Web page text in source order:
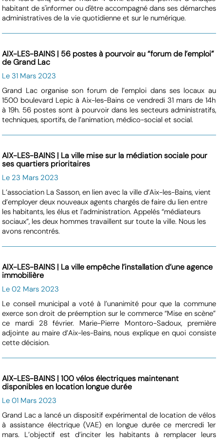
habitant de s'informer ou d'être accompagné dans ses démarches
administratives de la vie quotidienne et sur le numérique.
AIX-LES-BAINS | 56 postes à pourvoir au “forum de l’emploi”
de Grand Lac
Le 31 Mars 2023
Grand Lac organise son forum de l’emploi dans ses locaux au
1500 boulevard Lepic à Aix-les-Bains ce vendredi 31 mars de 14h
à 19h. 56 postes sont à pourvoir dans les secteurs administratifs,
techniques, sportifs, de l’animation, médico-social et social.
AIX-LES-BAINS | La ville mise sur la médiation sociale pour
ses quartiers prioritaires
Le 23 Mars 2023
L’association La Sasson, en lien avec la ville d’Aix-les-Bains, vient
d’employer deux nouveaux agents chargés de faire du lien entre
les habitants, les élus et l’administration. Appelés “médiateurs
sociaux”, les deux hommes travaillent sur toute la ville. Nous les
avons rencontrés.
AIX-LES-BAINS | La ville empêche l’installation d’une agence
immobilière
Le 02 Mars 2023
Le conseil municipal a voté à l’unanimité pour que la commune
exerce son droit de préemption sur le commerce “Mise en scène”
ce mardi 28 février. Marie-Pierre Montoro-Sadoux, première
adjointe au maire d’Aix-les-Bains, nous explique en quoi consiste
cette décision.
AIX-LES-BAINS | 100 vélos électriques maintenant
disponibles en location longue durée
Le 01 Mars 2023
Grand Lac a lancé un dispositif expérimental de location de vélos
à assistance électrique (VAE) en longue durée ce mercredi 1er
mars. L’objectif est d’inciter les habitants à remplacer leurs